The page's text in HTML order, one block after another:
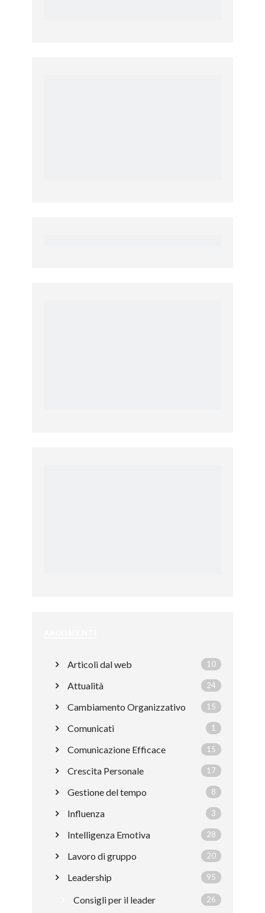
Articoli dal web 10
Attualità 24
Cambiamento Organizzativo 15
Comunicati 1
Comunicazione Efficace 15
Crescita Personale 17
Gestione del tempo 8
Influenza 3
Intelligenza Emotiva 28
Lavoro di gruppo 20
Leadership 95
Consigli per il leader 26